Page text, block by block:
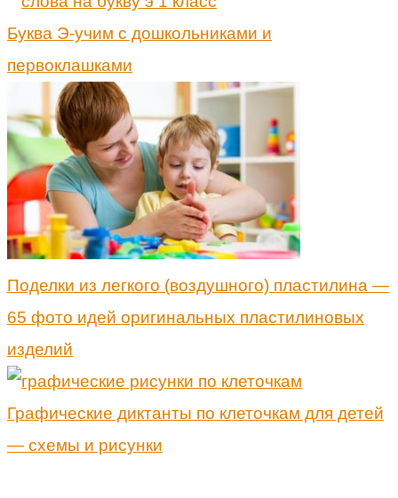
Буква Э-учим с дошкольниками и
первоклашками
Поделки из легкого (воздушного) пластилина —
65 фото идей оригинальных пластилиновых
изделий
Графические диктанты по клеточкам для детей
— схемы и рисунки